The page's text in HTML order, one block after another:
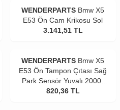
WENDERPARTS Bmw X5
E53 Ön Cam Krikosu Sol
3.141,51 TL
WENDERPARTS Bmw X5
E53 Ön Tampon Çıtası Sağ
Park Sensör Yuvalı 2000-
2003
820,36 TL